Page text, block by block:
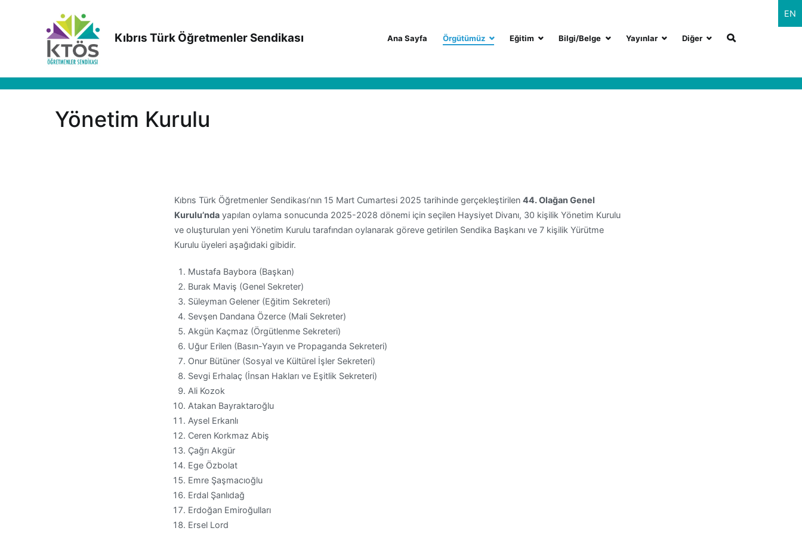
EN
Kıbrıs Türk Öğretmenler Sendikası Ana Sayfa Örgütümüz Eğitim Bilgi/Belge Yayınlar Diğer
Yönetim Kurulu
Kıbrıs Türk Öğretmenler Sendikası’nın 15 Mart Cumartesi 2025 tarihinde gerçekleştirilen 44. Olağan Genel
Kurulu’nda yapılan oylama sonucunda 2025-2028 dönemi için seçilen Haysiyet Divanı, 30 kişilik Yönetim Kurulu
ve oluşturulan yeni Yönetim Kurulu tarafından oylanarak göreve getirilen Sendika Başkanı ve 7 kişilik Yürütme
Kurulu üyeleri aşağıdaki gibidir.
Mustafa Baybora (Başkan)
Burak Maviş (Genel Sekreter)
Süleyman Gelener (Eğitim Sekreteri)
Sevşen Dandana Özerce (Mali Sekreter)
Akgün Kaçmaz (Örgütlenme Sekreteri)
Uğur Erilen (Basın-Yayın ve Propaganda Sekreteri)
Onur Bütüner (Sosyal ve Kültürel İşler Sekreteri)
Sevgi Erhalaç (İnsan Hakları ve Eşitlik Sekreteri)
Ali Kozok
Atakan Bayraktaroğlu
Aysel Erkanlı
Ceren Korkmaz Abiş
Çağrı Akgür
Ege Özbolat
Emre Şaşmacıoğlu
Erdal Şanlıdağ
Erdoğan Emiroğulları
Ersel Lord